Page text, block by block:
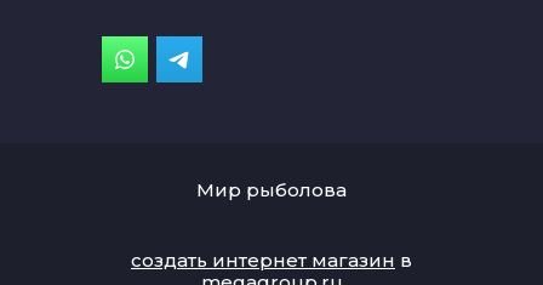
Мир рыболова
создать интернет магазин в